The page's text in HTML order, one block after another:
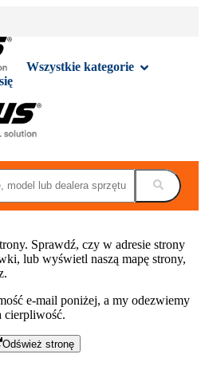
Wszystkie kategorie
Sprawdź, czy w adresie strony
lub wyświetl naszą mapę strony,
e-mail poniżej, a my odezwiemy
cierpliwość.
Odśwież stronę